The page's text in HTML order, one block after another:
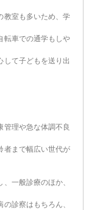
教室も多いため、学
転車での通学もしや
して子どもを送り出
管理や急な体調不良
者まで幅広い世代が
一般診療のほか、
診察はもちろん、